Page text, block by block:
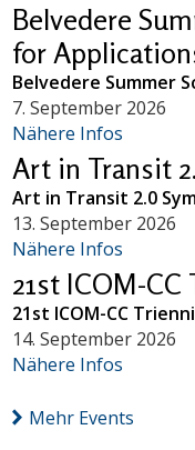
Belvedere
for
Belvedere Summer
7. September 2026
Nähere Infos
Art in Transit
Art in Transit 2.0
13. September 2026
Nähere Infos
21st ICOM-
21st ICOM-CC
14. September 2026
Nähere Infos
Mehr Events